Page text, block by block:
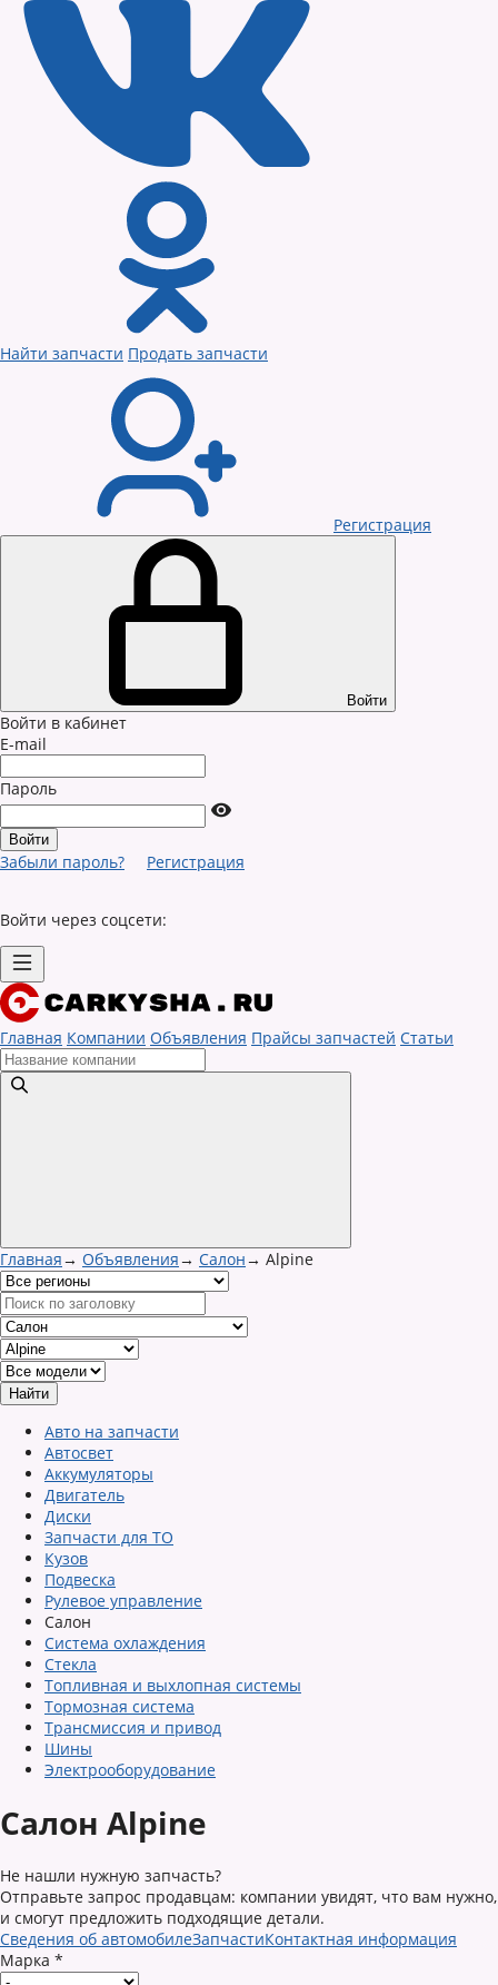
Найти запчасти Продать запчасти
Регистрация
Войти
Войти в кабинет
E-mail
Пароль
Забыли пароль? Регистрация
Войти через соцсети:
Главная Компании Объявления Прайсы запчастей Статьи
Главная→ Объявления→ Салон→ Alpine
Авто на запчасти
Автосвет
Аккумуляторы
Двигатель
Диски
Запчасти для ТО
Кузов
Подвеска
Рулевое управление
Салон
Система охлаждения
Стекла
Топливная и выхлопная системы
Тормозная система
Трансмиссия и привод
Шины
Электрооборудование
Салон Alpine
Не нашли нужную запчасть?
Отправьте запрос продавцам: компании увидят, что вам нужно,
и смогут предложить подходящие детали.
Сведения об автомобилеЗапчастиКонтактная информация
Марка *